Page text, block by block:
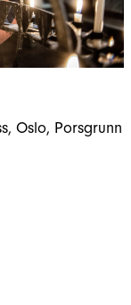
, Oslo, Porsgrunn